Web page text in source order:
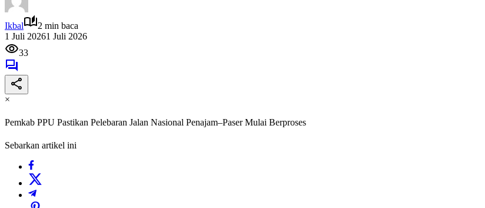
Ikbal
2 min baca
1 Juli 20261 Juli 2026
33
×
Pemkab PPU Pastikan Pelebaran Jalan Nasional Penajam–Paser Mulai Berproses
Sebarkan artikel ini